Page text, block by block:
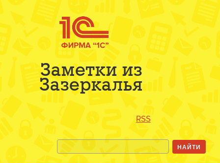
Заметки из
Зазеркалья
RSS